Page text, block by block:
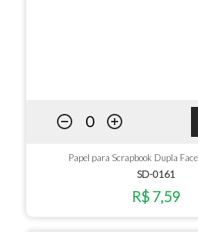
Papel para Scrapbook Dupla
SD-0161
R$ 7,59